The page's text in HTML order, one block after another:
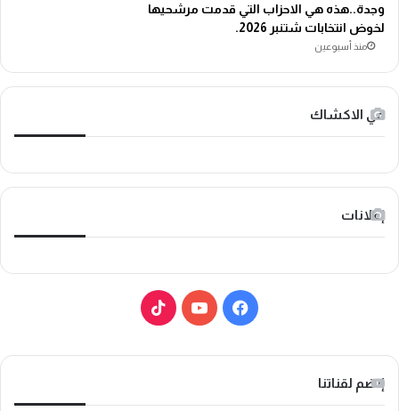
وجدة..هذه هي الاحزاب التي قدمت مرشحيها
لخوض انتخابات شتنبر 2026.
منذ أسبوعين
في الاكشاك
إعلانات
ف
إنضم لقناتنا